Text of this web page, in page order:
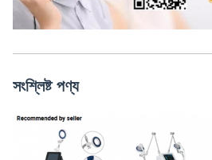
সংশ্লিষ্ট পণ্য